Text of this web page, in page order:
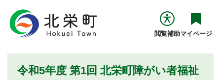
閲覧補助マイページ
令和5年度 第1回 北栄町障がい者福祉